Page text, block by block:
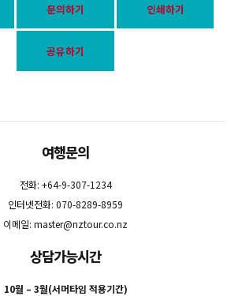
문의하기 인쇄하기
공유하기
여행문의
전화: +64-9-307-1234
인터넷전화: 070-8289-8959
이메일: master@nztour.co.nz
상담가능시간
10월 – 3월(서머타임 적용기간)